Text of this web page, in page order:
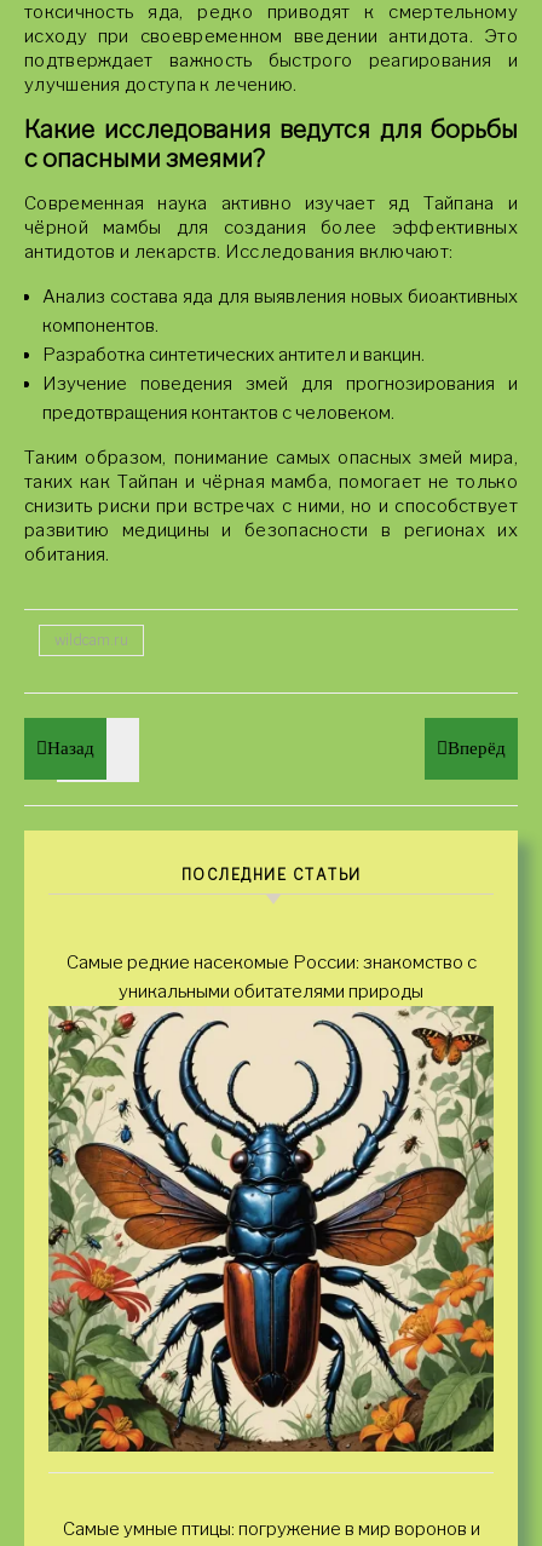
токсичность яда, редко приводят к смертельному
исходу при своевременном введении антидота. Это
подтверждает важность быстрого реагирования и
улучшения доступа к лечению.
Какие исследования ведутся для борьбы
с опасными змеями?
Современная наука активно изучает яд Тайпана и
чёрной мамбы для создания более эффективных
антидотов и лекарств. Исследования включают:
Анализ состава яда для выявления новых биоактивных
компонентов.
Разработка синтетических антител и вакцин.
Изучение поведения змей для прогнозирования и
предотвращения контактов с человеком.
Таким образом, понимание самых опасных змей мира,
таких как Тайпан и чёрная мамба, помогает не только
снизить риски при встречах с ними, но и способствует
развитию медицины и безопасности в регионах их
обитания.
wildcam.ru
Назад Вперёд
ПОСЛЕДНИЕ СТАТЬИ
Самые редкие насекомые России: знакомство с
уникальными обитателями природы
Самые умные птицы: погружение в мир воронов и